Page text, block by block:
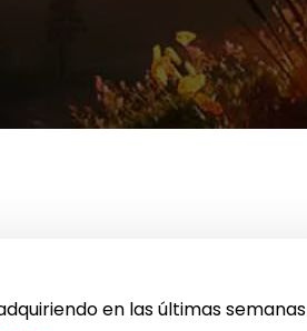
en las últimas semanas